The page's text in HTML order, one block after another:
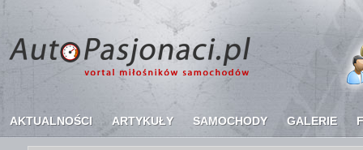
AKTUALNOŚCI ARTYKUŁY SAMOCHODY GALERIE